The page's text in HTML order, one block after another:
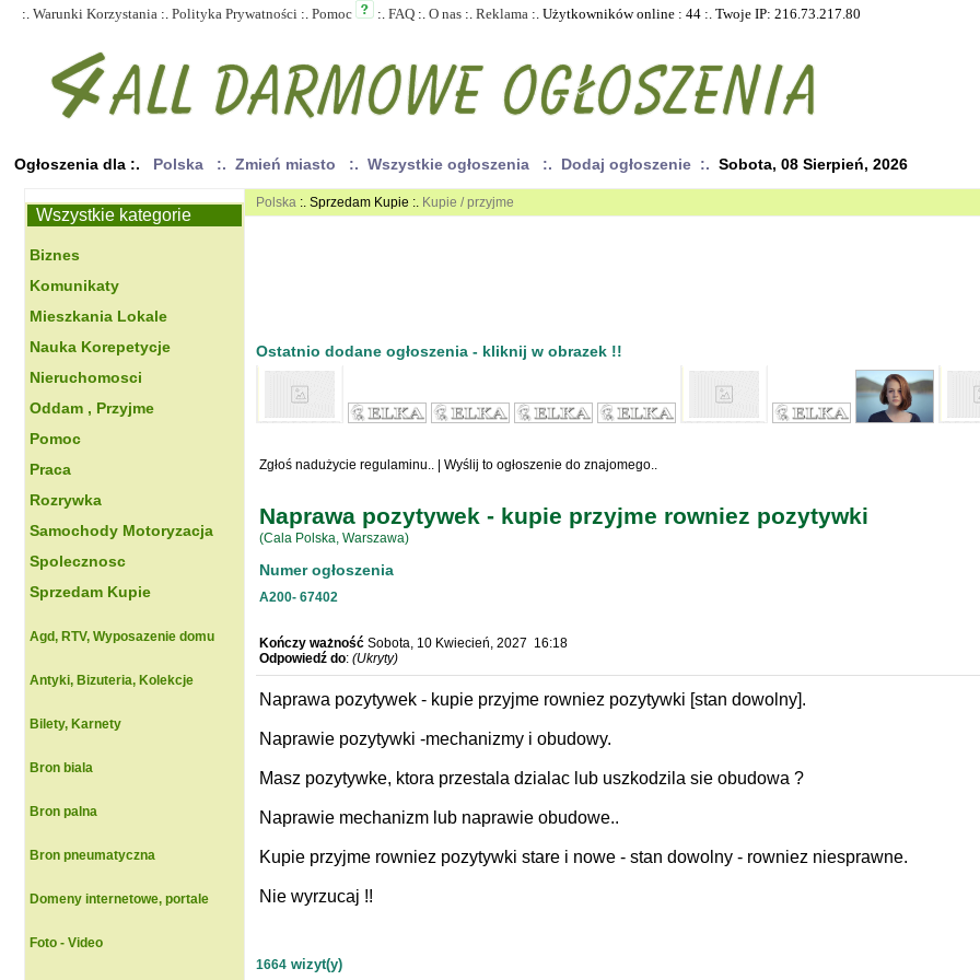
:. Warunki Korzystania :. Polityka Prywatności :. Pomoc :. FAQ :. O nas :. Reklama :. Użytkowników online : 44 :. Twoje IP: 216.73.217.80
Ogłoszenia dla :. Polska :. Zmień miasto :. Wszystkie ogłoszenia :. Dodaj ogłoszenie :. Sobota, 08 Sierpień, 2026
Wszystkie kategorie
Biznes
Komunikaty
Mieszkania Lokale
Nauka Korepetycje
Nieruchomosci
Oddam , Przyjme
Pomoc
Praca
Rozrywka
Samochody Motoryzacja
Spolecznosc
Sprzedam Kupie
Agd, RTV, Wyposazenie domu
Antyki, Bizuteria, Kolekcje
Bilety, Karnety
Bron biala
Bron palna
Bron pneumatyczna
Domeny internetowe, portale
Foto - Video
Polska :. Sprzedam Kupie :. Kupie / przyjme
Ostatnio dodane ogłoszenia - kliknij w obrazek !!
Zgłoś nadużycie regulaminu.. Wyślij to ogłoszenie do znajomego..
Naprawa pozytywek - kupie przyjme rowniez pozytywki
(Cala Polska, Warszawa)
Numer ogłoszenia
A200- 67402
Kończy ważność Sobota, 10 Kwiecień, 2027 16:18
Odpowiedź do: (Ukryty)
Naprawa pozytywek - kupie przyjme rowniez pozytywki [stan dowolny].
Naprawie pozytywki -mechanizmy i obudowy.
Masz pozytywke, ktora przestala dzialac lub uszkodzila sie obudowa ?
Naprawie mechanizm lub naprawie obudowe..
Kupie przyjme rowniez pozytywki stare i nowe - stan dowolny - rowniez niesprawne.
Nie wyrzucaj !!
1664 wizyt(y)